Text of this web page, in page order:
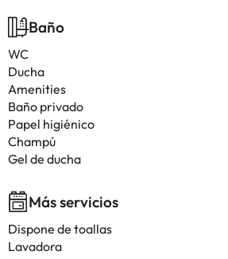
Baño
WC
Ducha
Amenities
Baño privado
Papel higiénico
Champú
Gel de ducha
Más servicios
Dispone de toallas
Lavadora